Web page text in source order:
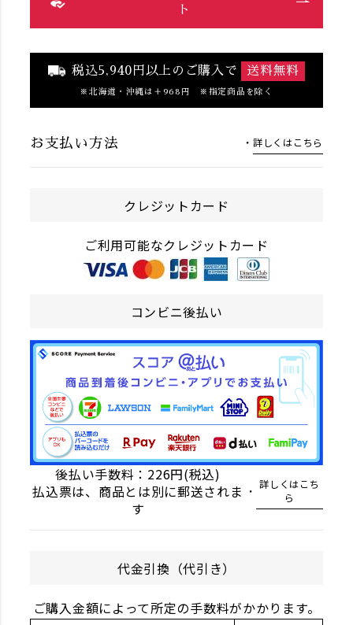
ト
税込5,940円以上のご購入で 送料無料
北海道・沖縄は＋968円 ※指定商品を除く
お支払い方法 詳しくはこちら
クレジットカード
ご利用可能なクレジットカード
コンビニ後払い
後払い手数料：226円(税込)
払込票は、商品とは別に郵送されま
す
詳しくはこち
ら
代金引換（代引き）
ご購入金額によって所定の手数料がかかります。